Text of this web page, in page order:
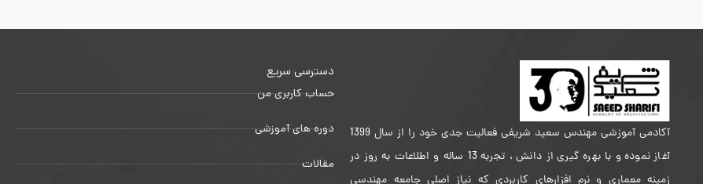
آکادمی آموزشی مهندس سعید شریفی فعالیت جدی خود را از سال 1399
آغاز نموده و با بهره گیری از دانش ، تجربه 13 ساله و اطلاعات به روز در
زمینه معماری و نرم افزارهای کاربردی که نیاز اصلی جامعه مهندسی
دسترسی سریع
حساب کاربری من
دوره های آموزشی
مقالات